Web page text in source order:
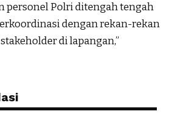
personel Polri ditengah tengah
dengan rekan-rekan
di lapangan,”